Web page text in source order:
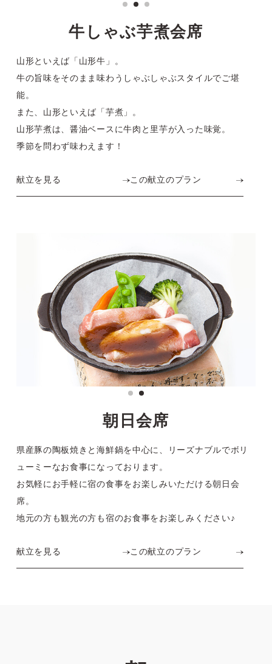
牛しゃぶ芋煮会席
山形といえば「山形牛」。
牛の旨味をそのまま味わうしゃぶしゃぶスタイルでご堪
能。
また、山形といえば「芋煮」。
山形芋煮は、醤油ベースに牛肉と里芋が入った味覚。
季節を問わず味わえます！
献立を見る この献立のプラン
朝日会席
県産豚の陶板焼きと海鮮鍋を中心に、
リーズナブルでボリ
ューミーなお食事になっております。
お気軽にお手軽に宿の食事をお楽しみいただける朝日会
席。
地元の方も観光の方も宿のお食事をお楽しみください♪
献立を見る この献立のプラン